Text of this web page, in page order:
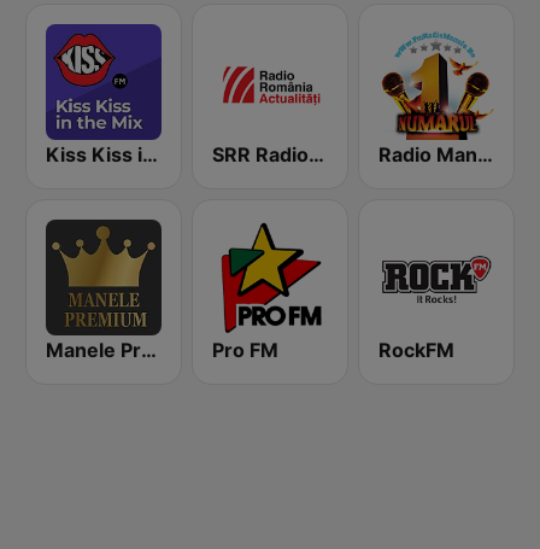
Kiss Kiss in the Mix Radio SRR Radio România Actualităţi Radio Manele
Manele Premium Pro FM RockFM